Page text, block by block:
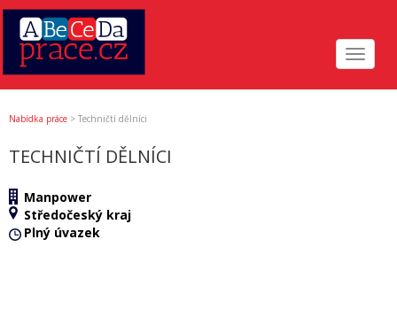
Toggle
Nabídka práce > Techničtí dělníci
TECHNIČTÍ DĚLNÍCI
Manpower
Středočeský kraj
Plný úvazek